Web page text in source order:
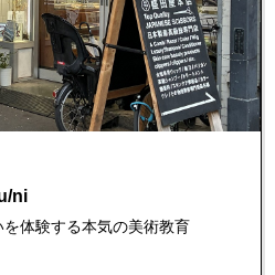
ni
体験する本気の美術教育